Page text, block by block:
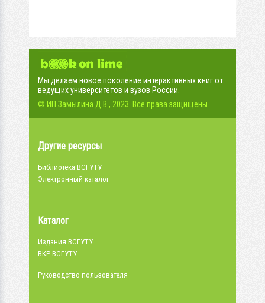
Мы делаем новое поколение интерактивных книг от
ведущих университетов и вузов России.
© ИП Замылина Д.В., 2023. Все права защищены.
Другие ресурсы
Библиотека ВСГУТУ
Электронный каталог
Каталог
Издания ВСГУТУ
ВКР ВСГУТУ
Руководство пользователя